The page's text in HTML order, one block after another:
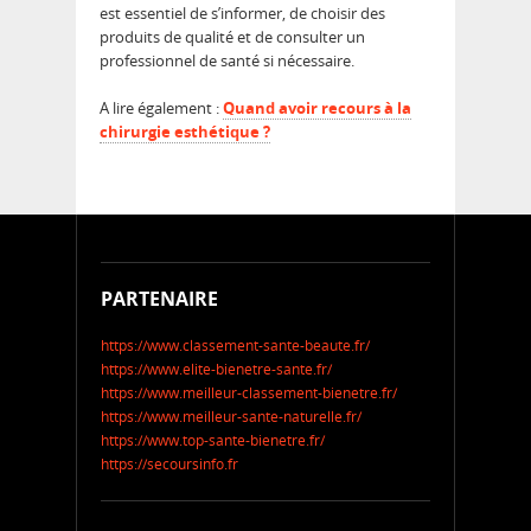
est essentiel de s’informer, de choisir des
produits de qualité et de consulter un
professionnel de santé si nécessaire.
A lire également :Quand avoir recours à la
chirurgie esthétique ?
PARTENAIRE
https://www.classement-sante-beaute.fr/
https://www.elite-bienetre-sante.fr/
https://www.meilleur-classement-bienetre.fr/
https://www.meilleur-sante-naturelle.fr/
https://www.top-sante-bienetre.fr/
https://secoursinfo.fr